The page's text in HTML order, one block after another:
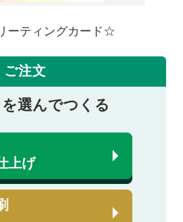
ーティングカード☆
ご注文
選んでつくる
上げ